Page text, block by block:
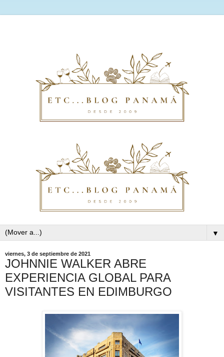
▼
viernes, 3 de septiembre de 2021
JOHNNIE WALKER ABRE
EXPERIENCIA GLOBAL PARA
VISITANTES EN EDIMBURGO